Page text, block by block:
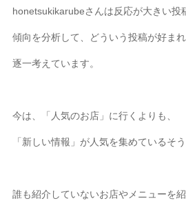
honetsukikarubeさんは反応が大きい投
傾向を分析して、どういう投稿が好ま
逐一考えています。
今は、「人気のお店」に行くよりも、
「新しい情報」が人気を集めているそう
誰も紹介していないお店やメニューを紹